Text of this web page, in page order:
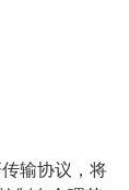
输协议，将